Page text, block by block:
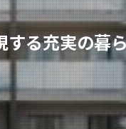
る充実の暮